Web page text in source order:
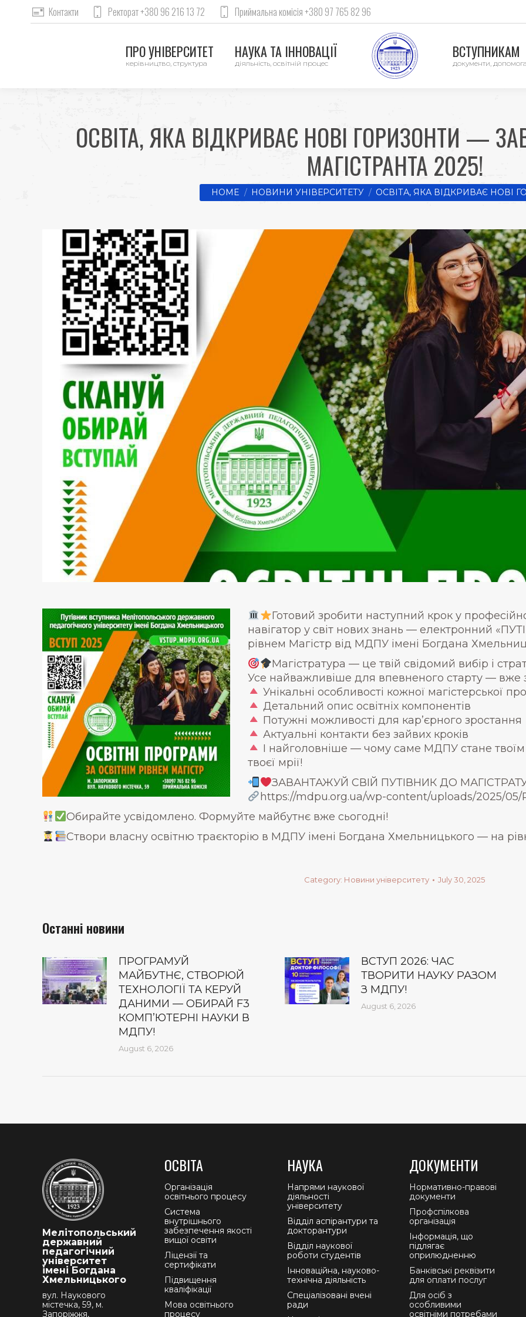
Контакти Ректорат +380 96 216 13 72 Приймальна комісія +380 97 765 82 96
ПРО УНІВЕРСИТЕТ
керівництво, структура
НАУКА ТА ІННОВАЦІЇ
діяльність, освітній процес
ВСТУПНИКАМ
документи,
ОСВІТА, ЯКА ВІДКРИВАЄ НОВІ ГОРИЗОНТИ —
МАГІСТРАНТА 2025!
You are here:
HOME НОВИНИ УНІВЕРСИТЕТУ ОСВІТА, ЯКА ВІДКРИВАЄ НОВІ
Готовий зробити наступний крок у
навігатор у світ нових знань — електронний
рівнем Магістр від МДПУ імені Богдана
Магістратура — це твій свідомий вибір і
Усе найважливіше для впевненого старту — вже
Унікальні особливості кожної магістерської
Детальний опис освітніх компонентів
Потужні можливості для кар’єрного зростання
Актуальні контакти без зайвих кроків
І найголовніше — чому саме МДПУ стане
твоєї мрії!
ЗАВАНТАЖУЙ СВІЙ ПУТІВНИК ДО
https://mdpu.org.ua/wp-content/uploads/2025/05/
Обирайте усвідомлено. Формуйте майбутнє вже сьогодні!
Створи власну освітню траєкторію в МДПУ імені Богдана Хмельницького — на
Category: Новини університету July 30, 2025
Останні новини
ПРОГРАМУЙ
МАЙБУТНЄ, СТВОРЮЙ
ТЕХНОЛОГІЇ ТА КЕРУЙ
ДАНИМИ — ОБИРАЙ F3
КОМП’ЮТЕРНІ НАУКИ В
МДПУ!
August 6, 2026
ВСТУП 2026: ЧАС
ТВОРИТИ НАУКУ РАЗОМ
З МДПУ!
August 6, 2026
Мелітопольський
державний
педагогічний
університет
імені Богдана
Хмельницького
вул. Наукового
містечка, 59, м.
Запоріжжя,
ОСВІТА
Організація
освітнього процесу
Система
внутрішнього
забезпечення якості
вищої освіти
Ліцензії та
сертифікати
Підвищення
кваліфікації
Мова освітнього
процесу
НАУКА
Напрями наукової
діяльності
університету
Відділ аспірантури та
докторантури
Відділ наукової
роботи студентів
Інноваційна, науково-
технічна діяльність
Спеціалізовані вчені
ради
ДОКУМЕНТИ
Нормативно-правові
документи
Профспілкова
організація
Інформація, що
підлягає
оприлюдненню
Банківські реквізити
для оплати послуг
Для осіб з
особливими
освітніми потребами